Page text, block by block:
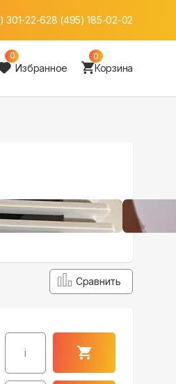
301-22-628 (495) 185-02-02
0
Избранное
0
Корзина
Сравнить
i